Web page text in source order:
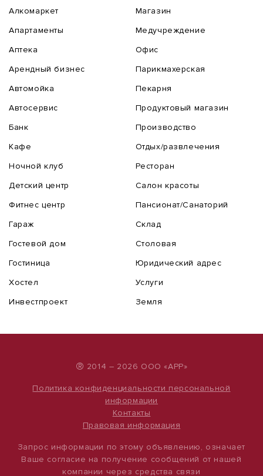
Алкомаркет
Апартаменты
Аптека
Арендный бизнес
Автомойка
Автосервис
Банк
Кафе
Ночной клуб
Детский центр
Фитнес центр
Гараж
Гостевой дом
Гостиница
Хостел
Инвестпроект
Магазин
Медучреждение
Офис
Парикмахерская
Пекарня
Продуктовый магазин
Производство
Отдых/развлечения
Ресторан
Салон красоты
Пансионат/Санаторий
Склад
Столовая
Юридический адрес
Услуги
Земля
® 2014 – 2026 ООО «АРР»
Политика конфиденциальности персональной
информации
Контакты
Правовая информация
Запрос информации по этому объявлению, означает
Ваше согласие на получение сообщений от нашей
компании через средства связи